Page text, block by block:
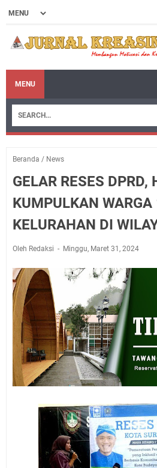
MENU
Beranda / News
GELAR RESES
KUMPULKAN WARGA
KELURAHAN DI
Oleh Redaksi Minggu, Maret 31, 2024